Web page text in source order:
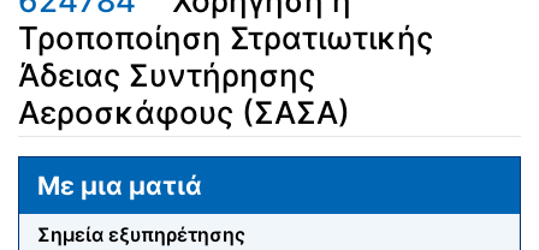
Τροποποίηση Στρατιωτικής
Άδειας Συντήρησης
Αεροσκάφους (ΣΑΣΑ)
Μετάβαση σε: πλοήγηση
Με μια ματιά
Σημεία εξυπηρέτησης